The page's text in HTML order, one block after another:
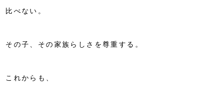
比べない。
その子、その家族らしさを尊重する。
これからも、